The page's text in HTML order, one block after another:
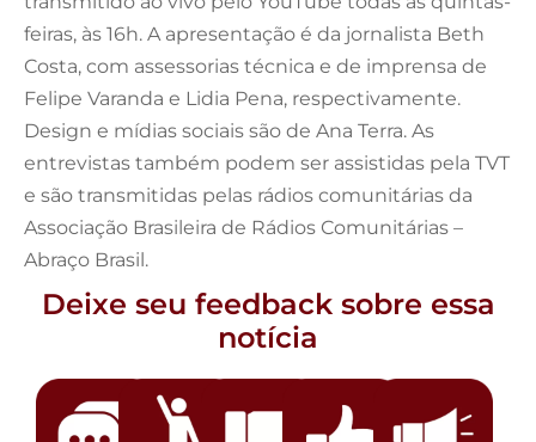
feiras, às 16h. A apresentação é da jornalista Beth
Costa, com assessorias técnica e de imprensa de
Felipe Varanda e Lidia Pena, respectivamente.
Design e mídias sociais são de Ana Terra. As
entrevistas também podem ser assistidas pela TVT
e são transmitidas pelas rádios comunitárias da
Associação Brasileira de Rádios Comunitárias –
Abraço Brasil.
Deixe seu feedback sobre essa
notícia